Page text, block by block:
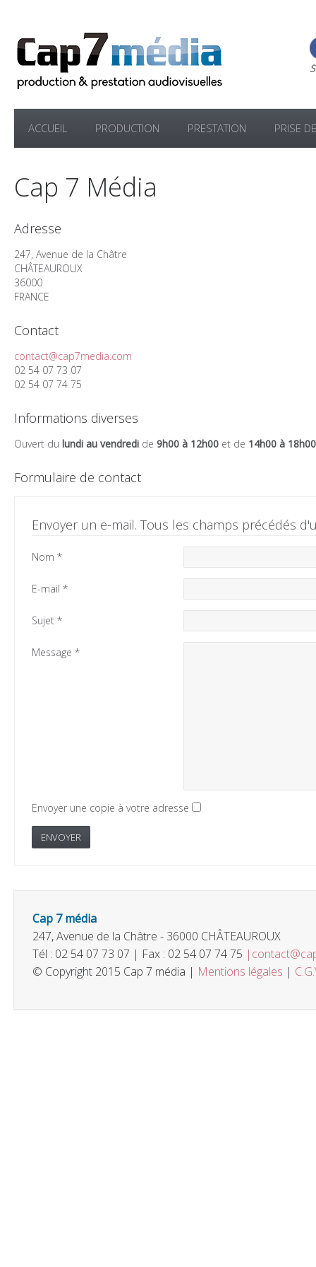
ACCUEIL PRODUCTION PRESTATION PRISE
Cap 7 Média
Adresse
247, Avenue de la Châtre
CHÂTEAUROUX
36000
FRANCE
Contact
contact@cap7media.com
02 54 07 73 07
02 54 07 74 75
Informations diverses
Ouvert du lundi au vendredi de 9h00 à 12h00 et de 14h00 à 18h00
Formulaire de contact
Envoyer un e-mail. Tous les champs précédés
Nom *
E-mail *
Sujet *
Message *
Envoyer une copie à votre adresse
ENVOYER
Cap 7 média
247, Avenue de la Châtre - 36000 CHÂTEAUROUX
Tél : 02 54 07 73 07 | Fax : 02 54 07 74 75
© Copyright 2015 Cap 7 média | Mentions légales |